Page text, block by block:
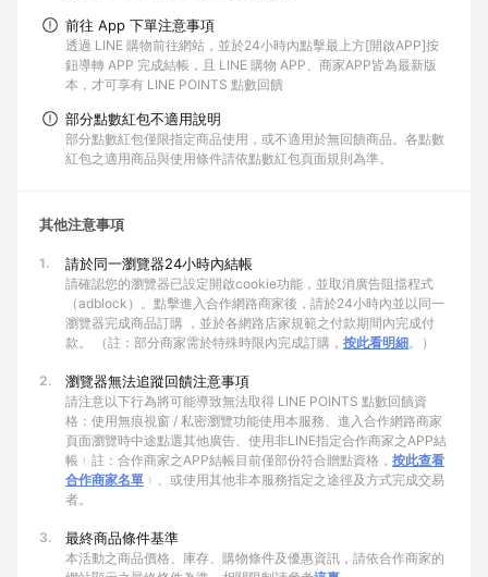
前往 App 下單注意事項
透過 LINE 購物前往網站，並於24小時內點擊最上方[開啟APP]按
鈕導轉 APP 完成結帳，且 LINE 購物 APP、商家APP皆為最新版
本，才可享有 LINE POINTS 點數回饋
部分點數紅包不適用說明
部分點數紅包僅限指定商品使用，或不適用於無回饋商品。各點數
紅包之適用商品與使用條件請依點數紅包頁面規則為準。
其他注意事項
1. 請於同一瀏覽器24小時內結帳
請確認您的瀏覽器已設定開啟cookie功能，並取消廣告阻擋程式
（adblock）。點擊進入合作網路商家後，請於24小時內並以同一
瀏覽器完成商品訂購 ，並於各網路店家規範之付款期間內完成付
款。 （註：部分商家需於特殊時限內完成訂購， 按此看明細。）
2. 瀏覽器無法追蹤回饋注意事項
請注意以下行為將可能導致無法取得 LINE POINTS 點數回饋資
格：使用無痕視窗 / 私密瀏覽功能使用本服務、進入合作網路商家
頁面瀏覽時中途點選其他廣告、使用非LINE指定合作商家之APP結
帳﹙註：合作商家之APP結帳目前僅部份符合贈點資格， 按此查看
合作商家名單 ﹚、或使用其他非本服務指定之途徑及方式完成交易
者。
3. 最終商品條件基準
本活動之商品價格、庫存、購物條件及優惠資訊，請依合作商家的